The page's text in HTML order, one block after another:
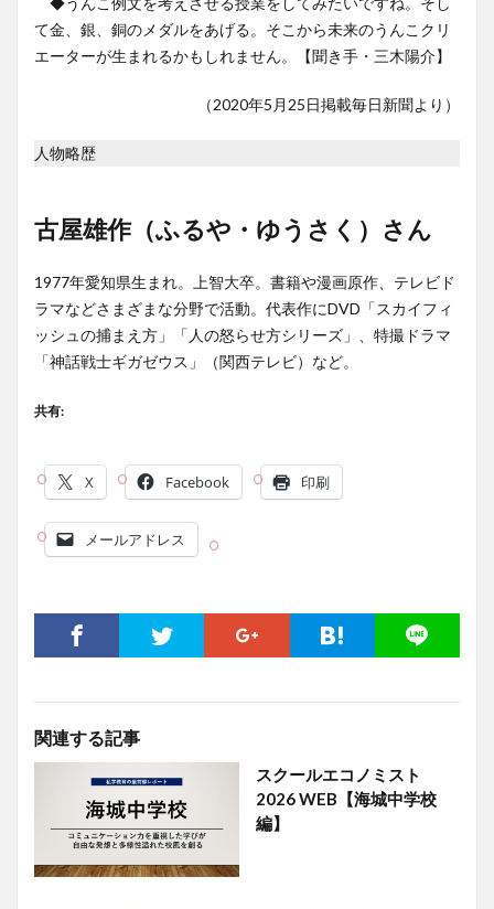
て金、銀、銅のメダルをあげる。そこから未来のうんこクリ
エーターが生まれるかもしれません。【聞き手・三木陽介】
（2020年5月25日掲載毎日新聞より）
人物略歴
古屋雄作（ふるや・ゆうさく）さん
1977年愛知県生まれ。上智大卒。書籍や漫画原作、テレビド
ラマなどさまざまな分野で活動。代表作にDVD「スカイフィ
ッシュの捕まえ方」「人の怒らせ方シリーズ」、特撮ドラマ
「神話戦士ギガゼウス」（関西テレビ）など。
共有:
X Facebook 印刷
メールアドレス
関連する記事
スクールエコノミスト
2026 WEB【海城中学校
編】